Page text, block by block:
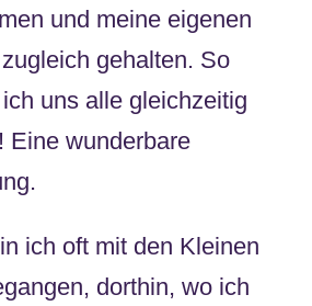
und meine eigenen
gehalten. So
uns alle gleichzeitig
Eine wunderbare
ich oft mit den Kleinen
dorthin, wo ich